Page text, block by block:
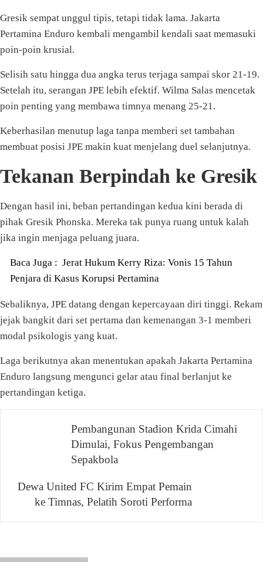
Gresik sempat unggul tipis, tetapi tidak lama. Jakarta
Pertamina Enduro kembali mengambil kendali saat memasuki
poin-poin krusial.
Selisih satu hingga dua angka terus terjaga sampai skor 21-19.
Setelah itu, serangan JPE lebih efektif. Wilma Salas mencetak
poin penting yang membawa timnya menang 25-21.
Keberhasilan menutup laga tanpa memberi set tambahan
membuat posisi JPE makin kuat menjelang duel selanjutnya.
Tekanan Berpindah ke Gresik
Dengan hasil ini, beban pertandingan kedua kini berada di
pihak Gresik Phonska. Mereka tak punya ruang untuk kalah
jika ingin menjaga peluang juara.
Baca Juga : Jerat Hukum Kerry Riza: Vonis 15 Tahun
Penjara di Kasus Korupsi Pertamina
Sebaliknya, JPE datang dengan kepercayaan diri tinggi. Rekam
jejak bangkit dari set pertama dan kemenangan 3-1 memberi
modal psikologis yang kuat.
Laga berikutnya akan menentukan apakah Jakarta Pertamina
Enduro langsung mengunci gelar atau final berlanjut ke
pertandingan ketiga.
NavigasiPembangunan Stadion Krida Cimahi
Dimulai, Fokus Pengembangan
Sepakbola
Dewa United FC Kirim Empat Pemain
ke Timnas, Pelatih Soroti Performa